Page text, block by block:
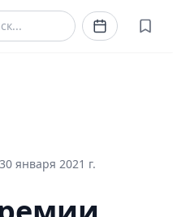
30 января 2021 г.